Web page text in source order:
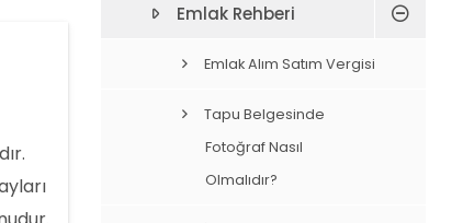
Emlak Rehberi
Emlak Alım Satım Vergisi
Tapu Belgesinde
Fotoğraf Nasıl
Olmalıdır?